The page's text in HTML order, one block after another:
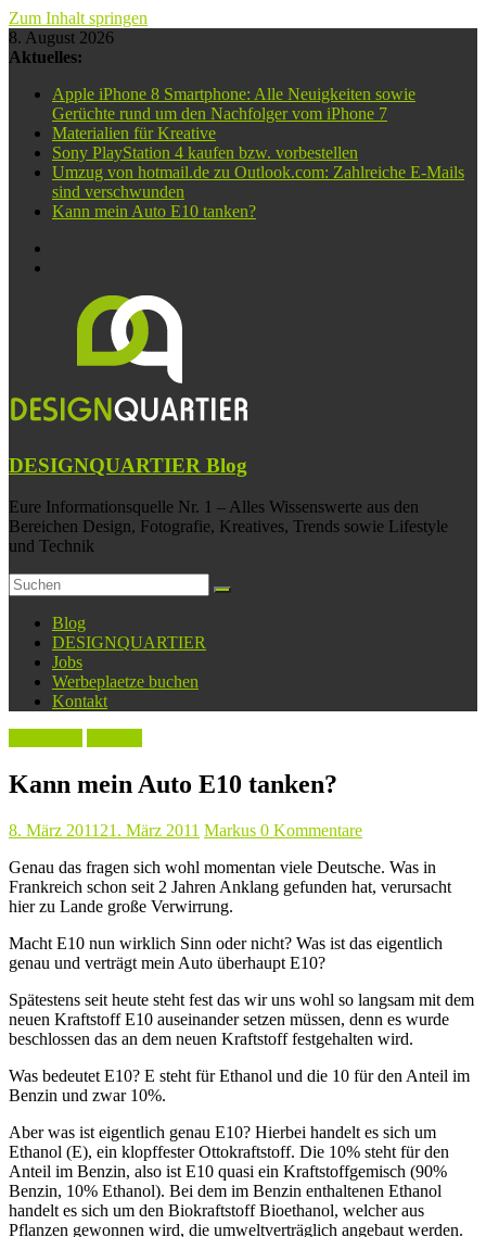
Zum Inhalt springen
8. August 2026
Aktuelles:
Apple iPhone 8 Smartphone: Alle Neuigkeiten sowie
Gerüchte rund um den Nachfolger vom iPhone 7
Materialien für Kreative
Sony PlayStation 4 kaufen bzw. vorbestellen
Umzug von hotmail.de zu Outlook.com: Zahlreiche E-Mails
sind verschwunden
Kann mein Auto E10 tanken?
DESIGNQUARTIER Blog
Eure Informationsquelle Nr. 1 – Alles Wissenswerte aus den
Bereichen Design, Fotografie, Kreatives, Trends sowie Lifestyle
und Technik
Blog
DESIGNQUARTIER
Jobs
Werbeplaetze buchen
Kontakt
Kann mein Auto E10 tanken?
8. März 2011 21. März 2011 Markus 0 Kommentare
Genau das fragen sich wohl momentan viele Deutsche. Was in
Frankreich schon seit 2 Jahren Anklang gefunden hat, verursacht
hier zu Lande große Verwirrung.
Macht E10 nun wirklich Sinn oder nicht? Was ist das eigentlich
genau und verträgt mein Auto überhaupt E10?
Spätestens seit heute steht fest das wir uns wohl so langsam mit dem
neuen Kraftstoff E10 auseinander setzen müssen, denn es wurde
beschlossen das an dem neuen Kraftstoff festgehalten wird.
Was bedeutet E10? E steht für Ethanol und die 10 für den Anteil im
Benzin und zwar 10%.
Aber was ist eigentlich genau E10? Hierbei handelt es sich um
Ethanol (E), ein klopffester Ottokraftstoff. Die 10% steht für den
Anteil im Benzin, also ist E10 quasi ein Kraftstoffgemisch (90%
Benzin, 10% Ethanol). Bei dem im Benzin enthaltenen Ethanol
handelt es sich um den Biokraftstoff Bioethanol, welcher aus
Pflanzen gewonnen wird, die umweltverträglich angebaut werden.